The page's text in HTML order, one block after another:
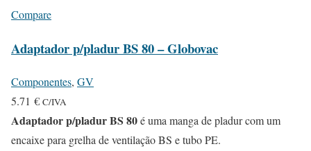
Compare
Adaptador p/pladur BS 80 – Globovac
Componentes, GV
5.71 € C/IVA
Adaptador p/pladur BS 80é uma manga de pladur com um
encaixe para grelha de ventilação BS e tubo PE.